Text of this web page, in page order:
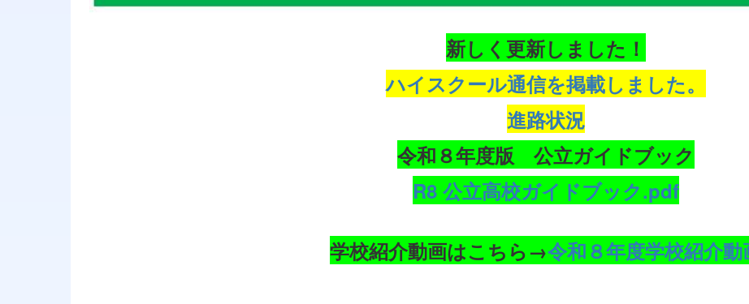
新しく更新しました！
ハイスクール通信を掲載しました。
進路状況
令和８年度版 公立ガイドブック
R8 公立高校ガイドブック.pdf
学校紹介動画はこちら→令和８年度学校紹介動